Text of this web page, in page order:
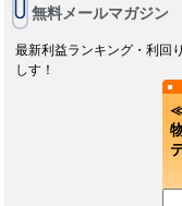
無料メールマガジン
最新利益ランキング・利回
しす！
≪